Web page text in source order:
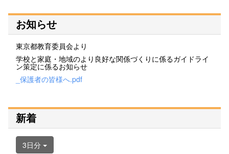
お知らせ
東京都教育委員会より
学校と家庭・地域のより良好な関係づくりに係るガイドライ
ン策定に係るお知らせ
_保護者の皆様へ.pdf
新着
3日分